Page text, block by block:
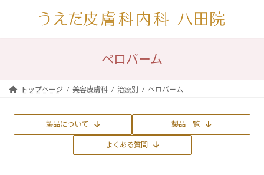
ン
ー
ペロバーム
トップページ 美容皮膚科 治療別 ペロバーム
製品について 製品一覧
よくある質問